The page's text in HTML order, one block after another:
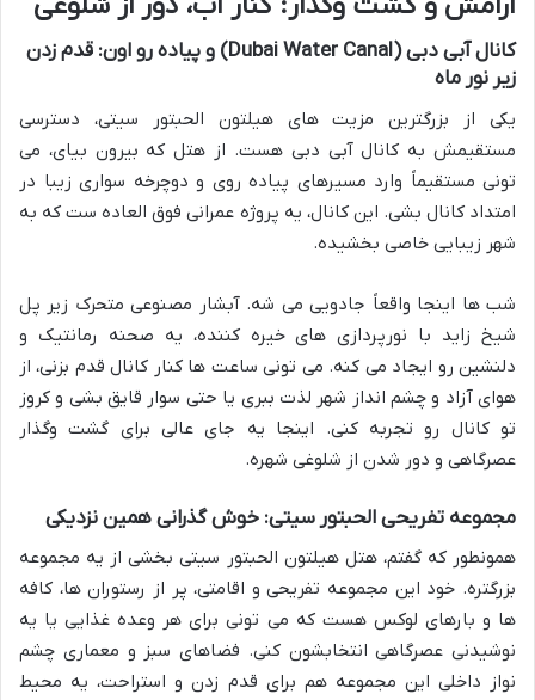
کانال آبی دبی (Dubai Water Canal) و پیاده رو اون: قدم زدن
زیر نور ماه
یکی از بزرگترین مزیت های هیلتون الحبتور سیتی، دسترسی
مستقیمش به کانال آبی دبی هست. از هتل که بیرون بیای، می
تونی مستقیماً وارد مسیرهای پیاده روی و دوچرخه سواری زیبا در
امتداد کانال بشی. این کانال، یه پروژه عمرانی فوق العاده ست که به
شهر زیبایی خاصی بخشیده.
شب ها اینجا واقعاً جادویی می شه. آبشار مصنوعی متحرک زیر پل
شیخ زاید با نورپردازی های خیره کننده، یه صحنه رمانتیک و
دلنشین رو ایجاد می کنه. می تونی ساعت ها کنار کانال قدم بزنی، از
هوای آزاد و چشم انداز شهر لذت ببری یا حتی سوار قایق بشی و کروز
تو کانال رو تجربه کنی. اینجا یه جای عالی برای گشت وگذار
عصرگاهی و دور شدن از شلوغی شهره.
مجموعه تفریحی الحبتور سیتی: خوش گذرانی همین نزدیکی
همونطور که گفتم، هتل هیلتون الحبتور سیتی بخشی از یه مجموعه
بزرگتره. خود این مجموعه تفریحی و اقامتی، پر از رستوران ها، کافه
ها و بارهای لوکس هست که می تونی برای هر وعده غذایی یا یه
نوشیدنی عصرگاهی انتخابشون کنی. فضاهای سبز و معماری چشم
نواز داخلی این مجموعه هم برای قدم زدن و استراحت، یه محیط